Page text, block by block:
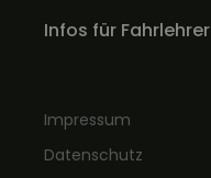
Infos für Fahrlehrer
Impressum
Datenschutz